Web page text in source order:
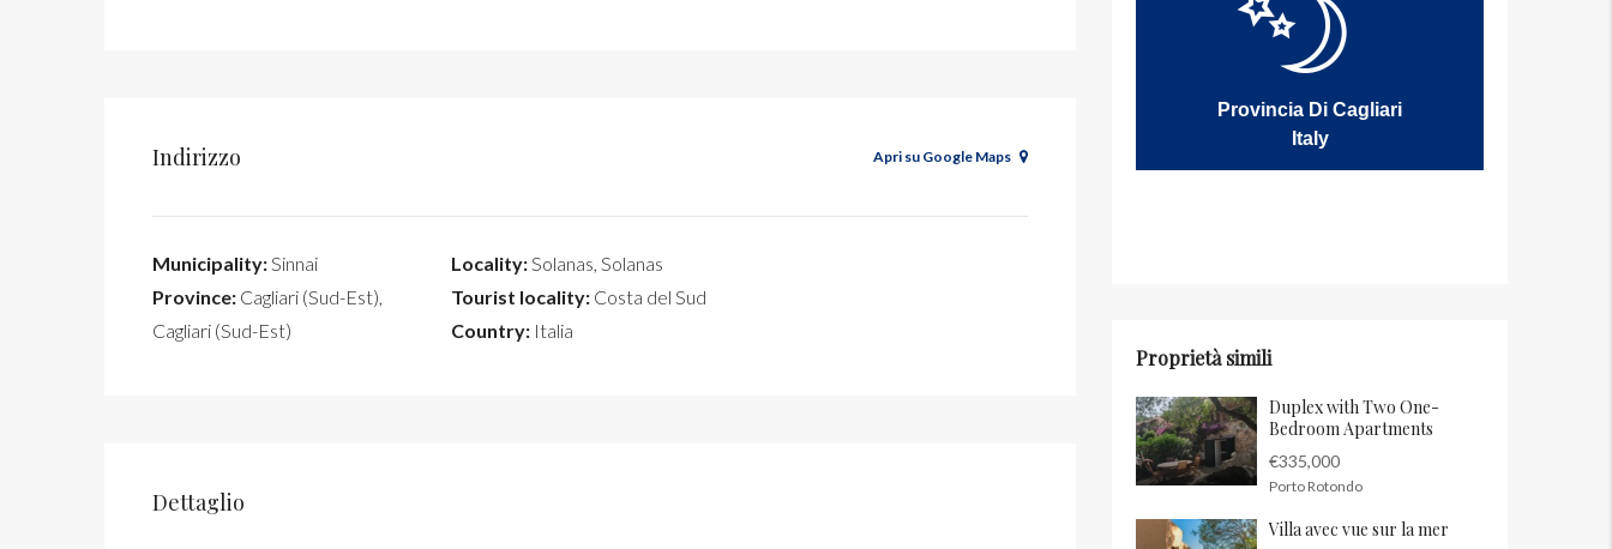
Indirizzo Apri su Google Maps
Municipality:Sinnai
Province: Cagliari (Sud-Est),
Cagliari (Sud-Est)
Locality:Solanas, Solanas
Tourist locality:Costa del Sud
Country:Italia
Dettaglio
Provincia Di Cagliari
Italy
Proprietà simili
Duplex with Two One-
Bedroom Apartments
€335,000
Porto Rotondo
Villa avec vue sur la mer